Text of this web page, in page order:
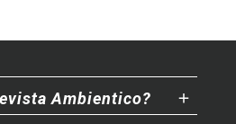
Ambientico?